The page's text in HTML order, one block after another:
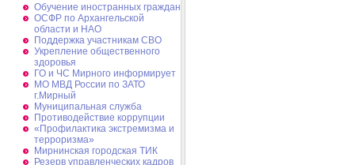
Обучение иностранных граждан
ОСФР по Архангельской
области и НАО
Поддержка участникам СВО
Укрепление общественного
здоровья
ГО и ЧС Мирного информирует
МО МВД России по ЗАТО
г.Мирный
Муниципальная cлужба
Противодействие коррупции
«Профилактика экстремизма и
терроризма»
Мирнинская городская ТИК
Резерв управленческих кадров